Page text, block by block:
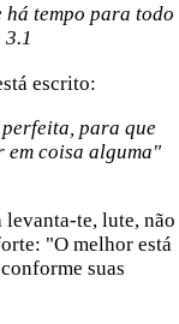
há tempo para todo
escrito:
para que
em coisa alguma"
levanta-te, lute, não
"O melhor está
suas